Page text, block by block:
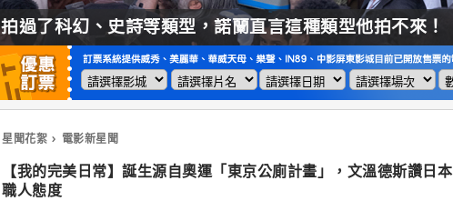
拍過了科幻、史詩等類型，諾蘭直言這種類型他拍不來！
星聞花絮 電影新星聞
【我的完美日常】誕生源自奧運「東京公廁計畫」，文溫德斯讚日本
職人態度